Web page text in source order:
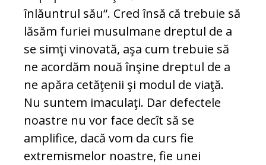
înlăuntrul său“. Cred însă că trebuie să
lăsăm furiei musulmane dreptul de a
se simţi vinovată, aşa cum trebuie să
ne acordăm nouă înşine dreptul de a
ne apăra cetăţenii şi modul de viaţă.
Nu suntem imaculaţi. Dar defectele
noastre nu vor face decît să se
amplifice, dacă vom da curs fie
extremismelor noastre, fie unei